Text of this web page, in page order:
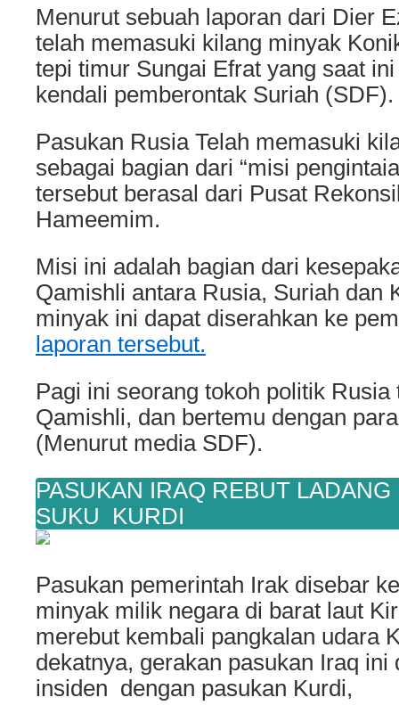
Menurut sebuah laporan dari Dier
telah memasuki kilang minyak
tepi timur Sungai Efrat yang saat
kendali pemberontak Suriah (SDF).
Pasukan Rusia Telah memasuki
sebagai bagian dari “misi
tersebut berasal dari Pusat
Hameemim.
Misi ini adalah bagian dari
Qamishli antara Rusia, Suriah dan
minyak ini dapat diserahkan ke
laporan tersebut.
Pagi ini seorang tokoh politik Rusia
Qamishli, dan bertemu dengan
(Menurut media SDF).
PASUKAN IRAQ REBUT LADANG
SUKU KURDI
Pasukan pemerintah Irak disebar
minyak milik negara di barat laut
merebut kembali pangkalan udara
dekatnya, gerakan pasukan Iraq ini
insiden dengan pasukan Kurdi,